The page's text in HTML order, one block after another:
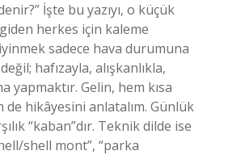
İşte bu yazıyı, o küçük
giden herkes için kaleme
sadece hava durumuna
hafızayla, alışkanlıkla,
yapmaktır. Gelin, hem kısa
de hikâyesini anlatalım. Günlük
“kaban”dır. Teknik dilde ise
shell mont”, “parka